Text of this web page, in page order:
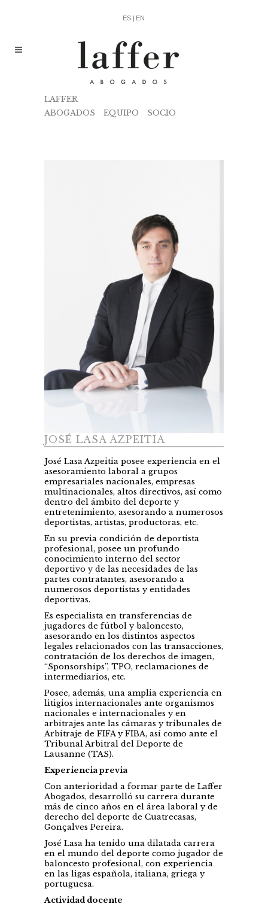
ES | EN
LAFFER
ABOGADOS
EQUIPO SOCIO
JOSÉ LASA AZPEITIA
José Lasa Azpeitia posee experiencia en el
asesoramiento laboral a grupos
empresariales nacionales, empresas
multinacionales, altos directivos, así como
dentro del ámbito del deporte y
entretenimiento, asesorando a numerosos
deportistas, artistas, productoras, etc.
En su previa condición de deportista
profesional, posee un profundo
conocimiento interno del sector
deportivo y de las necesidades de las
partes contratantes, asesorando a
numerosos deportistas y entidades
deportivas.
Es especialista en transferencias de
jugadores de fútbol y baloncesto,
asesorando en los distintos aspectos
legales relacionados con las transacciones,
contratación de los derechos de imagen,
“Sponsorships”, TPO, reclamaciones de
intermediarios, etc.
Posee, además, una amplia experiencia en
litigios internacionales ante organismos
nacionales e internacionales y en
arbitrajes ante las cámaras y tribunales de
Arbitraje de FIFA y FIBA, así como ante el
Tribunal Arbitral del Deporte de
Lausanne (TAS).
Experiencia previa
Con anterioridad a formar parte de Laffer
Abogados, desarrolló su carrera durante
más de cinco años en el área laboral y de
derecho del deporte de Cuatrecasas,
Gonçalves Pereira.
José Lasa ha tenido una dilatada carrera
en el mundo del deporte como jugador de
baloncesto profesional, con experiencia
en las ligas española, italiana, griega y
portuguesa.
Actividad docente